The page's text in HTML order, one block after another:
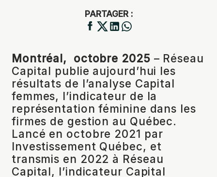
PARTAGER :
Montréal, octobre 2025 – Réseau
Capital publie aujourd’hui les
résultats de l’analyse Capital
femmes, l’indicateur de la
représentation féminine dans les
firmes de gestion au Québec.
Lancé en octobre 2021 par
Investissement Québec, et
transmis en 2022 à Réseau
Capital, l’indicateur Capital